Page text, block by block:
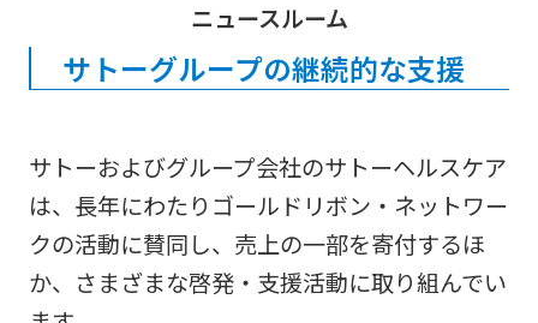
ニュースルーム
サトーグループの継続的な支援
サトーおよびグループ会社のサトーヘルスケア
は、長年にわたりゴールドリボン・ネットワー
クの活動に賛同し、売上の一部を寄付するほ
か、さまざまな啓発・支援活動に取り組んでい